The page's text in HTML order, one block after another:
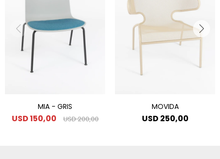
MIA - GRIS
USD150,00 USD200,00
MOVIDA
USD 250,00